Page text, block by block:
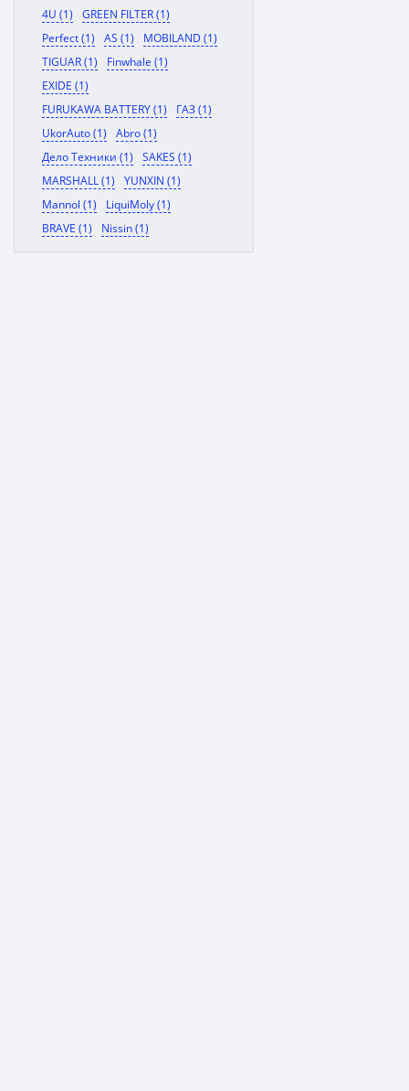
4U (1)
GREEN FILTER (1)
Perfect (1)
AS (1)
MOBILAND (1)
TIGUAR (1)
Finwhale (1)
EXIDE (1)
FURUKAWA BATTERY (1)
ГАЗ (1)
UkorAuto (1)
Abro (1)
Дело Техники (1)
SAKES (1)
MARSHALL (1)
YUNXIN (1)
Mannol (1)
LiquiMoly (1)
BRAVE (1)
Nissin (1)